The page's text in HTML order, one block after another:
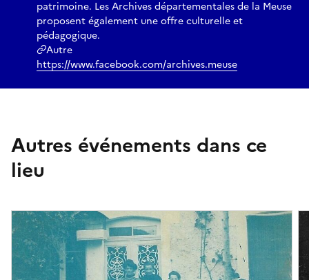
patrimoine. Les Archives départementales de la Meuse
proposent également une offre culturelle et
pédagogique.
Autre
https://www.facebook.com/archives.meuse
Autres événements dans ce
lieu